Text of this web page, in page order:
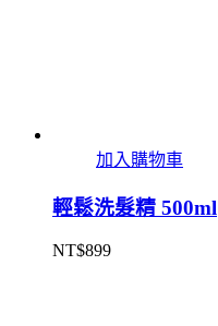
加入購物車
輕鬆洗髮精 500ml
NT$899